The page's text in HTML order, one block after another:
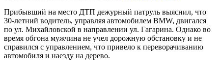
Прибывший на место ДТП дежурный патруль выяснил, что
30-летний водитель, управляя автомобилем BMW, двигался
по ул. Михайловской в направлении ул. Гагарина. Однако во
время обгона мужчина не учел дорожную обстановку и не
справился с управлением, что привело к переворачиванию
автомобиля и наезду на дерево.